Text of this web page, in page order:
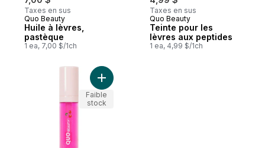
Taxes en sus
Quo Beauty
Huile à lèvres,
pastèque
1 ea, 7,00 $/1ch
Taxes en sus
Quo Beauty
Teinte pour les
lèvres aux peptides
1 ea, 4,99 $/1ch
Ajouter QB HUILE POUR LES LEVRES
Faible
stock